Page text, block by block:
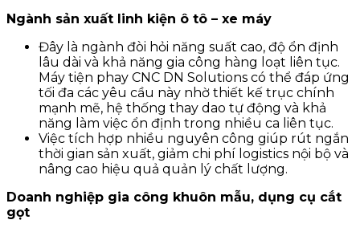
Ngành sản xuất linh kiện ô tô – xe máy
Đây là ngành đòi hỏi năng suất cao, độ ổn định
lâu dài và khả năng gia công hàng loạt liên tục.
Máy tiện phay CNC DN Solutions có thể đáp ứng
tối đa các yêu cầu này nhờ thiết kế trục chính
mạnh mẽ, hệ thống thay dao tự động và khả
năng làm việc ổn định trong nhiều ca liên tục.
Việc tích hợp nhiều nguyên công giúp rút ngắn
thời gian sản xuất, giảm chi phí logistics nội bộ và
nâng cao hiệu quả quản lý chất lượng.
Doanh nghiệp gia công khuôn mẫu, dụng cụ cắt
gọt